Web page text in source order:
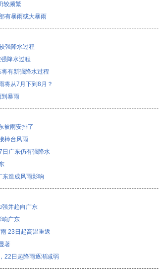
较频繁
有暴雨或大暴雨
强降水过程
降水过程
有新强降水过程
将从7月下到8月？
到暴雨
被雨安排了
棒台风雨
日广东仍有强降水
东造成风雨影响
强并趋向广东
响广东
23日起高温重返
著
22日起降雨逐渐减弱